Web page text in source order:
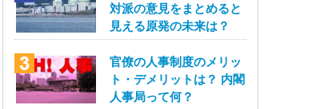
対派の意見をまとめると
見える原発の未来は？
官僚の人事制度のメリッ
ト・デメリットは？ 内閣
人事局って何？